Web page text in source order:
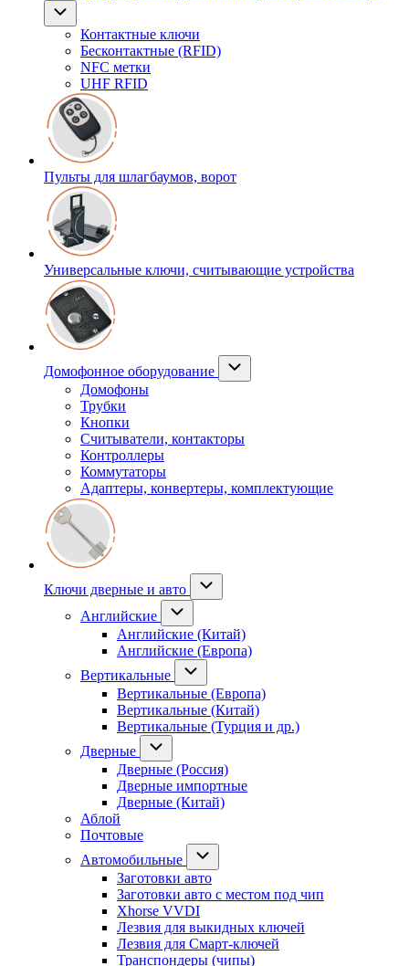
Контактные ключи
Бесконтактные (RFID)
NFC метки
UHF RFID
Пульты для шлагбаумов, ворот
Универсальные ключи, считывающие устройства
Домофонное оборудование
Домофоны
Трубки
Кнопки
Считыватели, контакторы
Контроллеры
Коммутаторы
Адаптеры, конвертеры, комплектующие
Ключи дверные и авто
Английские
Английские (Китай)
Английские (Европа)
Вертикальные
Вертикальные (Европа)
Вертикальные (Китай)
Вертикальные (Турция и др.)
Дверные
Дверные (Россия)
Дверные импортные
Дверные (Китай)
Аблой
Почтовые
Автомобильные
Заготовки авто
Заготовки авто с местом под чип
Xhorse VVDI
Лезвия для выкидных ключей
Лезвия для Смарт-ключей
Транспондеры (чипы)